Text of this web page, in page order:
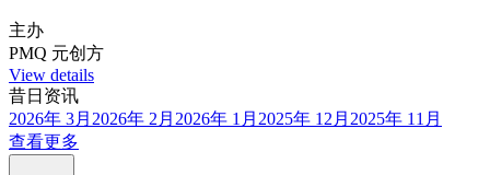
主办
PMQ 元创方
View details
昔日资讯
2026年 3月 2026年 2月 2026年 1月 2025年 12月 2025年 11月
查看更多